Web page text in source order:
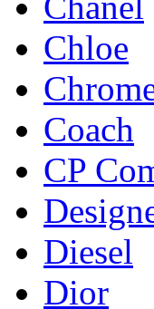
Chloe
Coach
CP
Diesel
Dior